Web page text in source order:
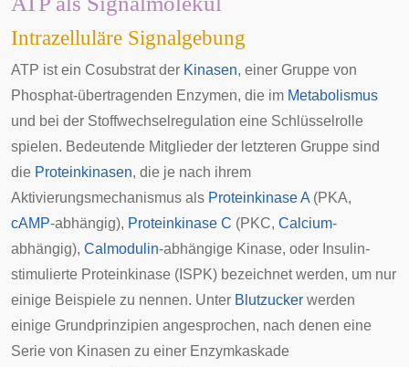
Intrazelluläre Signalgebung
ATP ist ein Cosubstratder Kinasen, einer Gruppe von
Phosphat-übertragenden Enzymen, die im Metabolismus
und bei der Stoffwechselregulation eine Schlüsselrolle
spielen. Bedeutende Mitglieder der letzteren Gruppe sind
die Proteinkinasen, die je nach ihrem
Aktivierungsmechanismus als Proteinkinase A (PKA,
cAMP-abhängig), Proteinkinase C (PKC, Calcium-
abhängig), Calmodulin-abhängige Kinase, oder Insulin-
stimulierte Proteinkinase (ISPK) bezeichnet werden, um nur
einige Beispiele zu nennen. Unter Blutzucker werden
einige Grundprinzipien angesprochen, nach denen eine
Serie von Kinasen zu einer Enzymkaskade